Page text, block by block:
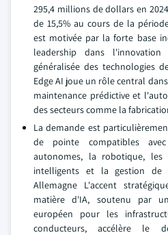
295,4 millions de dollars en
de 15,5% au cours de la
est motivée par la forte base
leadership dans
généralisée des technologies
Edge AI joue un rôle central
maintenance prédictive et
des secteurs comme la
La demande est
de pointe compatibles
autonomes, la robotique, les
intelligents et la gestion de
Allemagne L'accent
matière d'IA, soutenu par
européen pour les
conducteurs, accélère le